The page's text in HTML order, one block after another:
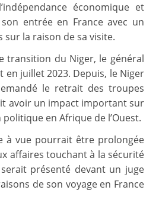
économique et
entrée en France avec un
la raison de sa visite.
transition du Niger, le général
en juillet 2023. Depuis, le Niger
le retrait des troupes
avoir un impact important sur
en Afrique de l’Ouest.
à vue pourrait être prolongée
affaires touchant à la sécurité
présenté devant un juge
de son voyage en France